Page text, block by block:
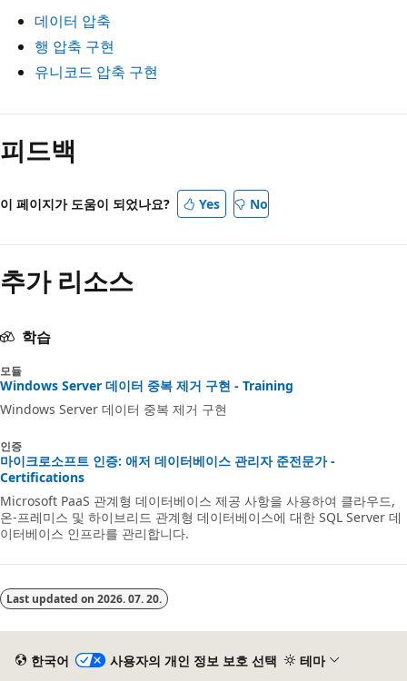
데이터 압축
행 압축 구현
유니코드 압축 구현
피드백
이 페이지가 도움이 되었나요? Yes No
추가 리소스
학습
모듈
Windows Server 데이터 중복 제거 구현 - Training
Windows Server 데이터 중복 제거 구현
인증
마이크로소프트 인증: 애저 데이터베이스 관리자 준전문가 -
Certifications
Microsoft PaaS 관계형 데이터베이스 제공 사항을 사용하여 클라우드,
온-프레미스 및 하이브리드 관계형 데이터베이스에 대한 SQL Server 데
이터베이스 인프라를 관리합니다.
Last updated on 2026. 07. 20.
한국어 사용자의 개인 정보 보호 선택 테마